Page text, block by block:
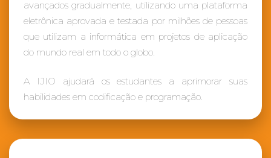
avançados gradualmente, utilizando uma plataforma
eletrônica aprovada e testada por milhões de pessoas
que utilizam a informática em projetos de aplicação
do mundo real em todo o globo.
A IJIO ajudará os estudantes a aprimorar suas
habilidades em codificação e programação.